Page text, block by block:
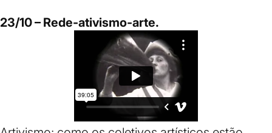
23/10 – Rede-ativismo-arte.